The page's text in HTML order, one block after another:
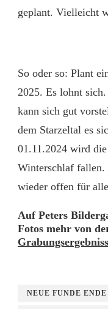
geplant. Vielleicht
So oder so: Plant
2025. Es lohnt
kann sich gut
dem Starzeltal es
01.11.2024 wird
Winterschlaf
wieder offen für
Auf Peters
Fotos mehr von
NEUE FUNDE ENDE